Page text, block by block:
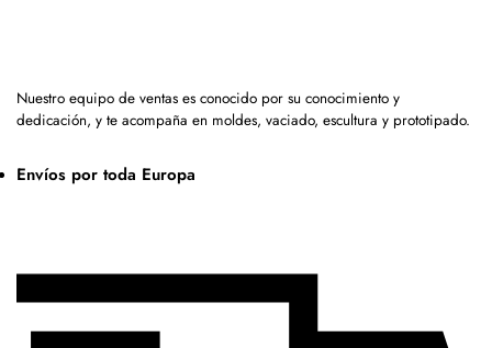
Nuestro equipo de ventas es conocido por su conocimiento y
dedicación, y te acompaña en moldes, vaciado, escultura y prototipado.
Envíos por toda Europa